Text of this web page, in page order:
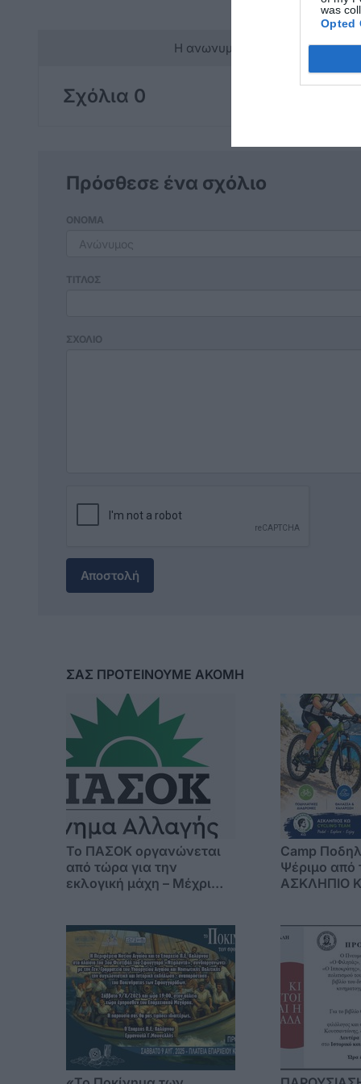
was
Opted
Η ανωνυμία είναι το καλύτερο
Σχόλια 0
Πρόσθεσε ένα σχόλιο
ΟΝΟΜΑ
ΤΙΤΛΟΣ
ΣΧΟΛΙΟ
Αποστολή
ΣΑΣ ΠΡΟΤΕΙΝΟΥΜΕ ΑΚΟΜΗ
Το ΠΑΣΟΚ οργανώνεται
από τώρα για την
εκλογική μάχη – Μέχρι
Camp
Ψέριμο από
ΑΣΚΛΗΠΙΟ